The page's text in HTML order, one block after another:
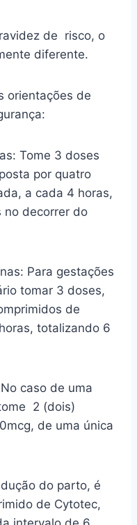
de risco, o
diferente.
orientações de
Tome 3 doses
por quatro
a cada 4 horas,
no decorrer do
Para gestações
tomar 3 doses,
de
totalizando 6
caso de uma
2 (dois)
de uma única
do parto, é
de Cytotec,